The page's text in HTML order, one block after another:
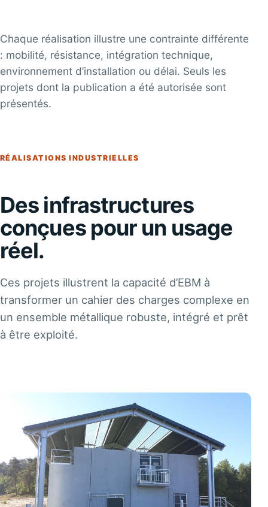
Chaque réalisation illustre une contrainte différente
: mobilité, résistance, intégration technique,
environnement d’installation ou délai. Seuls les
projets dont la publication a été autorisée sont
présentés.
RÉALISATIONS INDUSTRIELLES
Des infrastructures
conçues pour un usage
réel.
Ces projets illustrent la capacité d’EBM à
transformer un cahier des charges complexe en
un ensemble métallique robuste, intégré et prêt
à être exploité.